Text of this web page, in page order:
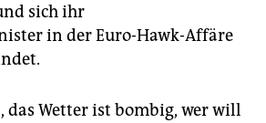
sich ihr
in der Euro-Hawk-Affäre
das Wetter ist bombig, wer will